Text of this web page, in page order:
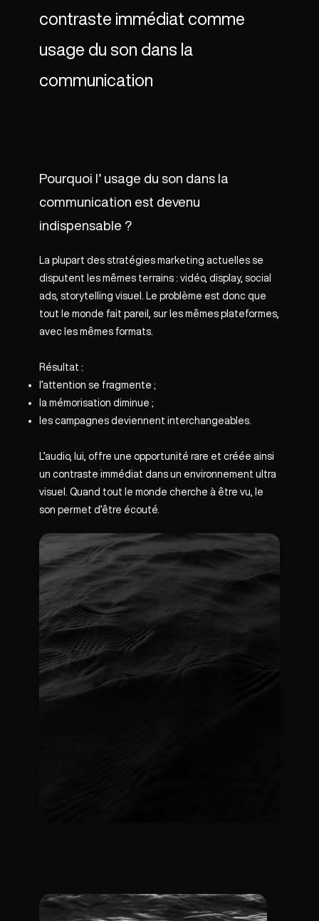
contraste immédiat comme
usage du son dans la
communication
Pourquoi l’ usage du son dans la
communication est devenu
indispensable ?
La plupart des stratégies marketing actuelles se
disputent les mêmes terrains : vidéo, display, social
ads, storytelling visuel. Le problème est donc que
tout le monde fait pareil, sur les mêmes plateformes,
avec les mêmes formats.
Résultat :
l’attention se fragmente ;
la mémorisation diminue ;
les campagnes deviennent interchangeables.
L’audio, lui, offre une opportunité rare et créée ainsi
un contraste immédiat dans un environnement ultra
visuel. Quand tout le monde cherche à être vu, le
son permet d’être écouté.